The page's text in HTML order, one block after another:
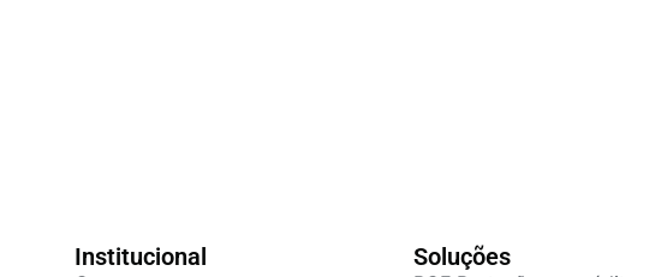
Institucional Soluções